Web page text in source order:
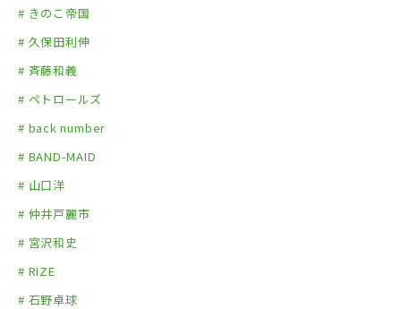
WANIMA
SONIK STATION
Takkyu Ishino（DJ）
D.A.N.（LIVE）
# きのこ帝国
# 久保田利伸
# 斉藤和義
# ペトロールズ
# back number
# BAND-MAID
# 山口洋
# 仲井戸麗市
# 宮沢和史
# RIZE
# 石野卓球